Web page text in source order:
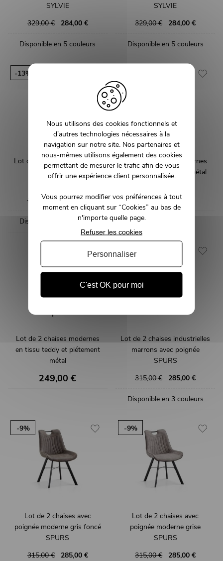
SYLVIE
329,00 €
284,00 €
Disponible en 5 couleurs
SYLVIE
329,00 €
284,00 €
Disponible en 5 couleurs
-13%
Lot de 2 Chaises tissu beige
moderne
329,00 €
284,00 €
Disponible en 5 couleurs
Lot de 2 chaises modernes
tissu bouclé et pieds métal
209,00 €
Lot de 2 chaises modernes
en tissu teddy et piétement
métal
249,00 €
-9%
Lot de 2 chaises industrielles
marrons avec poignée
SPURS
315,00 €
285,00 €
Disponible en 3 couleurs
-9%
Lot de 2 chaises avec
poignée moderne gris foncé
SPURS
315,00 €
285,00 €
-9%
Lot de 2 chaises avec
poignée moderne grise
SPURS
315,00 €
285,00 €
Nous utilisons des cookies fonctionnels et
d’autres technologies nécessaires à la
navigation sur notre site. Nos partenaires et
nous-mêmes utilisons également des cookies
permettant de mesurer le trafic afin de vous
offrir une expérience client personnalisée.
Vous pourrez modifier vos préférences à tout
moment en cliquant sur “Cookies” au bas de
n'importe quelle page.
C'est OK pour moi
Refuser les cookies
Personnaliser